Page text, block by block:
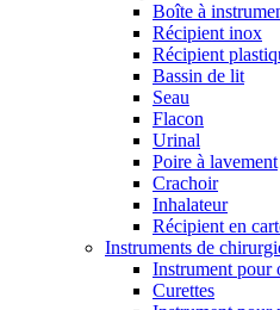
Boîte à
Récipient inox
Récipient
Bassin de lit
Seau
Flacon
Urinal
Poire à lavement
Crachoir
Inhalateur
Récipient en
Instruments de
Instrument pour
Curettes